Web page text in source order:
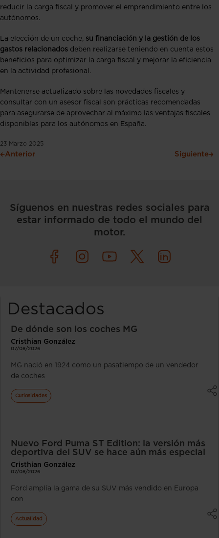
reducir la carga fiscal y promover el emprendimiento entre los
autónomos​​.
La elección de un coche, su financiación y la gestión de los
gastos relacionados deben realizarse teniendo en cuenta estos
beneficios para optimizar la carga fiscal y mejorar la eficiencia
en la actividad profesional.
Mantenerse actualizado sobre las novedades fiscales y
consultar con un asesor fiscal son prácticas recomendadas
para asegurarse de aprovechar al máximo las ventajas fiscales
disponibles para los autónomos en España.
23 Marzo 2025
Anterior Siguiente
Síguenos en nuestras redes sociales para
estar informado de todo el mundo del
motor.
Destacados
De dónde son los coches MG
Cristhian González
07/08/2026
MG nació en 1924 como un pasatiempo de un vendedor
de coches
Curiosidades
Nuevo Ford Puma ST Edition: la versión más
deportiva del SUV se hace aún más especial
Cristhian González
07/08/2026
Ford amplía la gama de su SUV más vendido en Europa
con
Actualidad